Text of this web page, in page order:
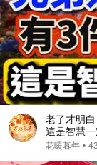
老了才明
這是智慧一
花暖暮年 •